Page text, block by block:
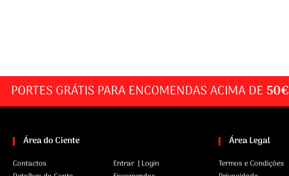
PORTES GRÁTIS PARA ENCOMENDAS ACIMA DE 50€
Área do Ciente
Contactos
Entrar | Login
Área Legal
Termos e Condições